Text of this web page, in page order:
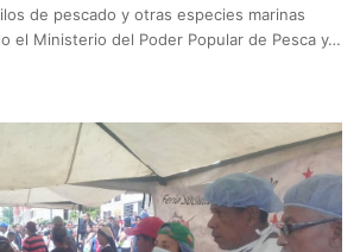
de pescado y otras especies marinas
el Ministerio del Poder Popular de Pesca y…